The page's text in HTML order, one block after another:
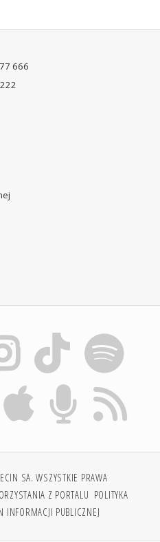
666
SA. WSZYSTKIE PRAWA
Z PORTALU POLITYKA
INFORMACJI PUBLICZNEJ